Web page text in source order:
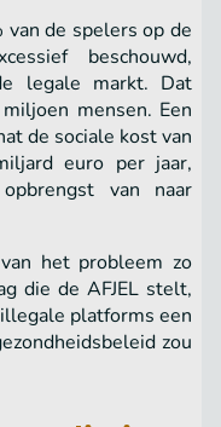
van de spelers op de
beschouwd,
legale markt. Dat
mensen. Een
de sociale kost van
euro per jaar,
van naar
het probleem zo
die de AFJEL stelt,
platforms een
zou